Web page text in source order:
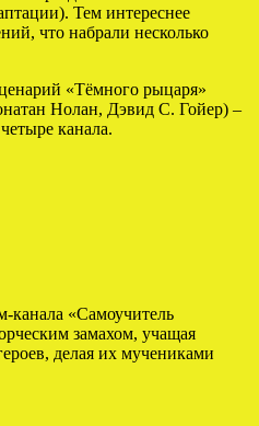
Тем интереснее
что набрали несколько
«Тёмного рыцаря»
Нолан, Дэвид С. Гойер) –
канала.
канала «Самоучитель
замахом, учащая
делая их мучениками